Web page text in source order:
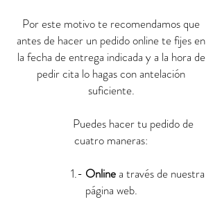
Por este motivo te recomendamos que
antes de hacer un pedido online te fijes en
la fecha de entrega indicada y a la hora de
pedir cita lo hagas con antelación
suficiente.
Puedes hacer tu pedido de
cuatro maneras:
1.- Onlinea través de nuestra
página web.